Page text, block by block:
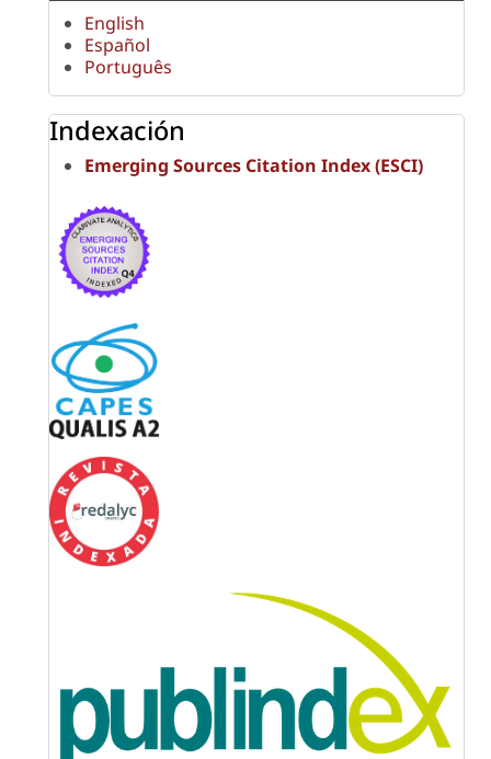
English
Español
Português
Indexación
Emerging Sources Citation Index (ESCI)